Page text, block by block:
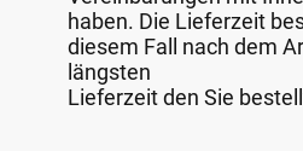
haben. Die Lieferzeit
diesem Fall nach dem
längsten
Lieferzeit den Sie